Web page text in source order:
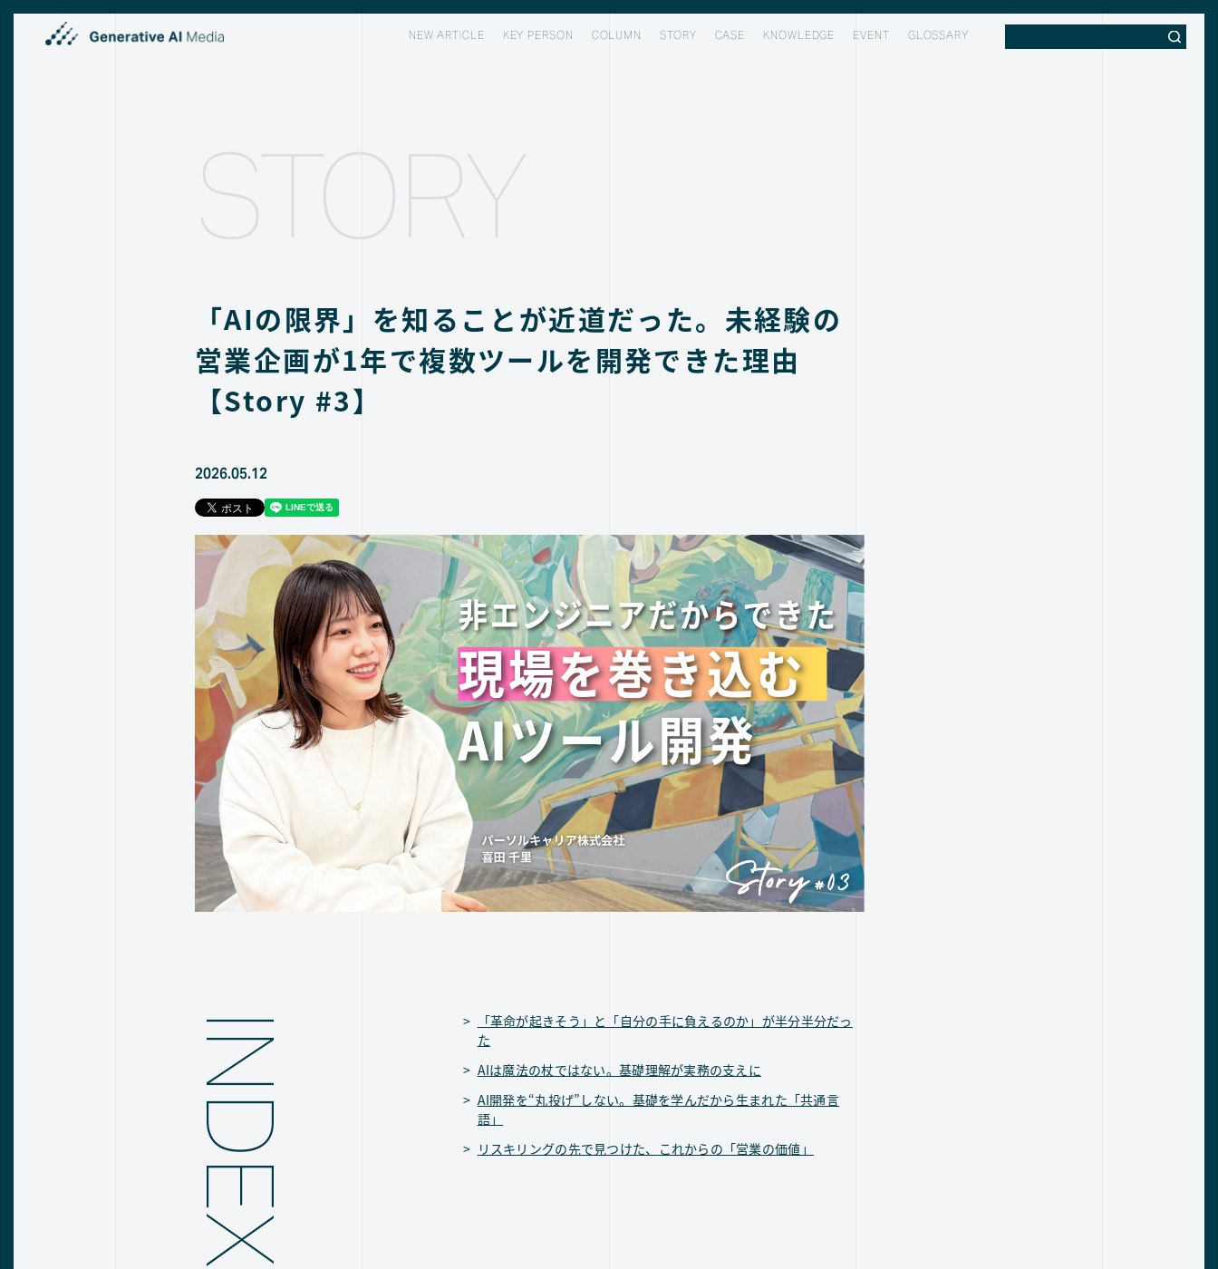
NEW ARTICLE KEY PERSON COLUMN STORY CASE KNOWLEDGE EVENT GLOSSARY
STORY
「AIの限界」を知ることが近道だった。未経験の
営業企画が1年で複数ツールを開発できた理由
【Story #3】
2026.05.12
INDEX
「革命が起きそう」と「自分の手に負えるのか」が半分半分だっ
た
AIは魔法の杖ではない。基礎理解が実務の支えに
AI開発を“丸投げ”しない。基礎を学んだから生まれた「共通言
語」
リスキリングの先で見つけた、これからの「営業の価値」